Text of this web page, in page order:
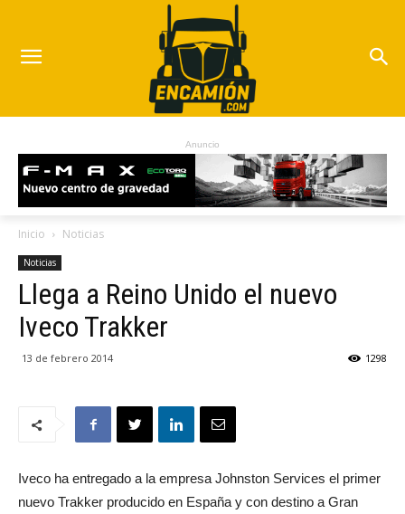
Anuncio
Inicio Noticias
Noticias
Llega a Reino Unido el nuevo
Iveco Trakker
13 de febrero 2014 1298
Iveco ha entregado a la empresa Johnston Services el primer
nuevo Trakker producido en España y con destino a Gran